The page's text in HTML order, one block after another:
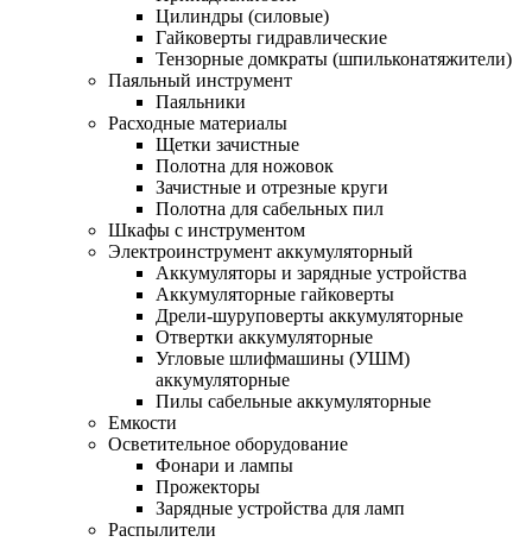
Цилиндры (силовые)
Гайковерты гидравлические
Тензорные домкраты (шпильконатяжители)
Паяльный инструмент
Паяльники
Расходные материалы
Щетки зачистные
Полотна для ножовок
Зачистные и отрезные круги
Полотна для сабельных пил
Шкафы с инструментом
Электроинструмент аккумуляторный
Аккумуляторы и зарядные устройства
Аккумуляторные гайковерты
Дрели-шуруповерты аккумуляторные
Отвертки аккумуляторные
Угловые шлифмашины (УШМ)
аккумуляторные
Пилы сабельные аккумуляторные
Емкости
Осветительное оборудование
Фонари и лампы
Прожекторы
Зарядные устройства для ламп
Распылители